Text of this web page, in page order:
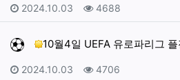
작성일
2024.10.03 조회
4688
10월4일 UEFA 유로파리그 플젠/
작성일
2024.10.03 조회
4706